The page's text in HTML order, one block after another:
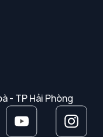
- TP Hải Phòng